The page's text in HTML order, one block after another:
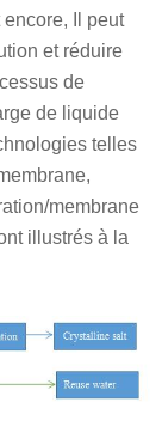
Il peut
et réduire
de
de liquide
telles
membrane
illustrés à la